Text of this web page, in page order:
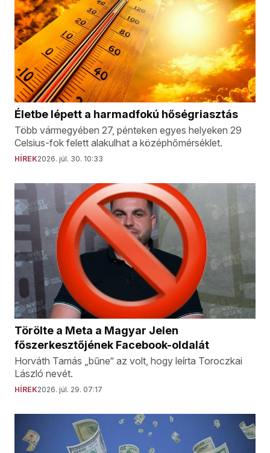
Életbe lépett a harmadfokú hőségriasztás
Több vármegyében 27, pénteken egyes helyeken 29
Celsius-fok felett alakulhat a középhőmérséklet.
HÍREK2026. júl. 30. 10:33
Törölte a Meta a Magyar Jelen
főszerkesztőjének Facebook-oldalát
Horváth Tamás „bűne“ az volt, hogy leírta Toroczkai
László nevét.
HÍREK2026. júl. 29. 07:17